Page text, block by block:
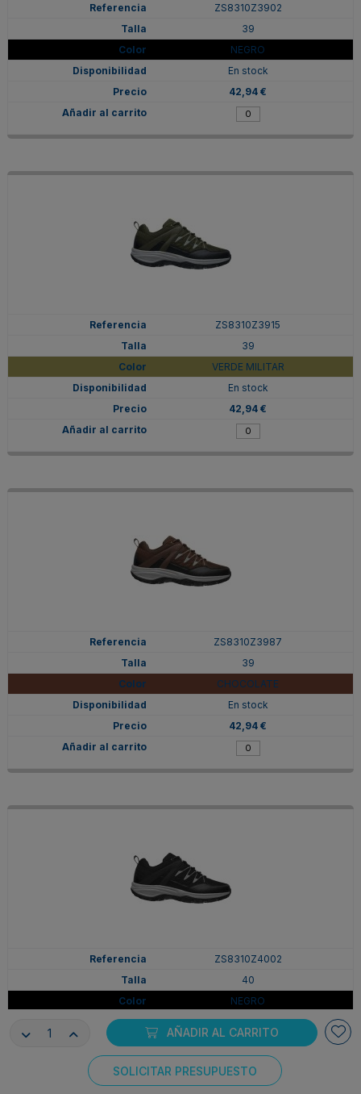
AÑADIR AL CARRITO
SOLICITAR PRESUPUESTO
ZS8310Z3902
39
NEGRO
En stock
42,94 €
ZS8310Z3915
39
VERDE MILITAR
En stock
42,94 €
ZS8310Z3987
39
CHOCOLATE
En stock
42,94 €
ZS8310Z4002
40
NEGRO
En stock
Consentimiento de cookies